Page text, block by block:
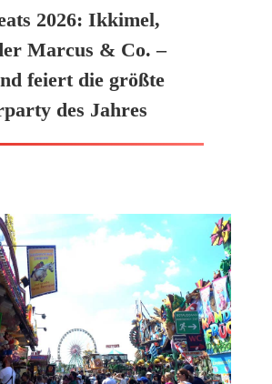
2026: Ikkimel,
Marcus & Co. –
feiert die größte
des Jahres